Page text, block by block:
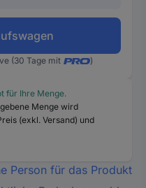
(30 Tage mit )
für Ihre Menge.
Menge wird
(exkl. Versand) und
Person für das Produkt